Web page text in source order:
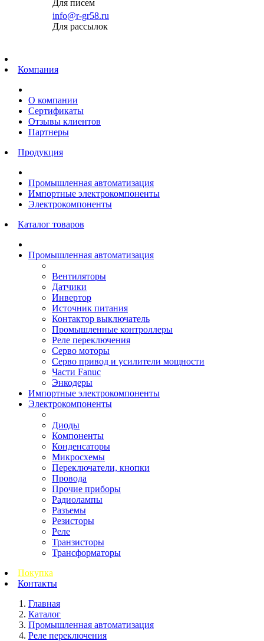
Для писем
info@r-gr58.ru
Для рассылок
Компания
О компании
Сертификаты
Отзывы клиентов
Партнеры
Продукция
Промышленная автоматизация
Импортные электрокомпоненты
Электрокомпоненты
Каталог товаров
Промышленная автоматизация
Вентиляторы
Датчики
Инвертор
Источник питания
Контактор выключатель
Промышленные контроллеры
Реле переключения
Серво моторы
Серво привод и усилители мощности
Части Fanuc
Энкодеры
Импортные электрокомпоненты
Электрокомпоненты
Диоды
Компоненты
Конденсаторы
Микросхемы
Переключатели, кнопки
Провода
Прочие приборы
Радиолампы
Разъемы
Резисторы
Реле
Транзисторы
Трансформаторы
Покупка
Контакты
Главная
Каталог
Промышленная автоматизация
Реле переключения